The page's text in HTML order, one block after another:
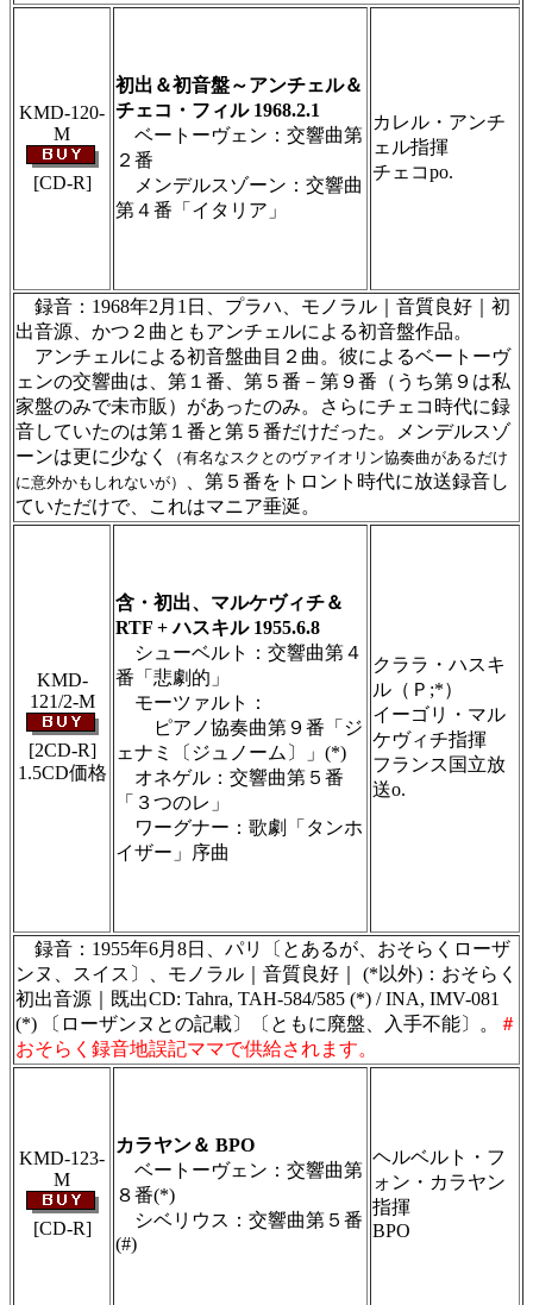
KMD-120-
M
[CD-R]
初出＆初音盤～アンチェル＆
チェコ・フィル 1968.2.1
ベートーヴェン：交響曲第
２番
メンデルスゾーン：交響曲
第４番「イタリア」
カレル・アンチ
ェル指揮
チェコpo.
録音：1968年2月1日、プラハ、モノラル｜音質良好｜初
出音源、かつ２曲ともアンチェルによる初音盤作品。
アンチェルによる初音盤曲目２曲。彼によるベートーヴ
ェンの交響曲は、第１番、第５番－第９番（うち第９は私
家盤のみで未市販）があったのみ。さらにチェコ時代に録
音していたのは第１番と第５番だけだった。メンデルスゾ
ーンは更に少なく
（有名なスクとのヴァイオリン協奏曲があるだけ
に意外かもしれないが）
、第５番をトロント時代に放送録音し
ていただけで、これはマニア垂涎。
KMD-
121/2-M
[2CD-R]
1.5CD価格
含・初出、マルケヴィチ＆
RTF + ハスキル 1955.6.8
シューベルト：交響曲第４
番「悲劇的」
モーツァルト：
ピアノ協奏曲第９番「ジ
ェナミ〔ジュノーム〕」(*)
オネゲル：交響曲第５番
「３つのレ」
ワーグナー：歌劇「タンホ
イザー」序曲
クララ・ハスキ
ル（Ｐ;*）
イーゴリ・マル
ケヴィチ指揮
フランス国立放
送o.
録音：1955年6月8日、パリ〔とあるが、おそらくローザ
ンヌ、スイス〕、モノラル｜音質良好｜ (*以外)：おそらく
初出音源｜既出CD: Tahra, TAH-584/585 (*) / INA, IMV-081
(*) 〔ローザンヌとの記載〕〔ともに廃盤、入手不能〕。
＃
おそらく録音地誤記ママで供給されます。
KMD-123-
M
[CD-R]
カラヤン＆ BPO
ベートーヴェン：交響曲第
８番(*)
シベリウス：交響曲第５番
(#)
ヘルベルト・フ
ォン・カラヤン
指揮
BPO